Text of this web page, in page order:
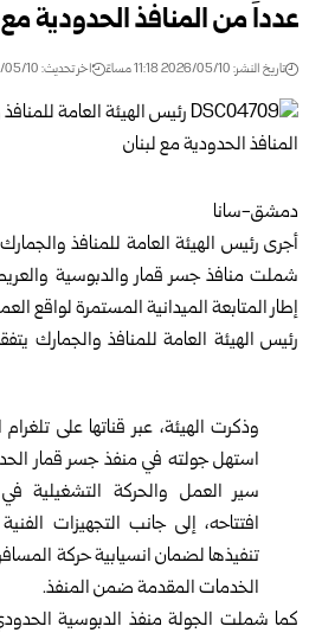
عدداً من المنافذ الحدودية مع
تاريخ النشر: 2026/05/10 11:18 مساءً اخر تحديث: 2026/05/10 11:18 مساءً
دمشق-سانا
أجرى رئيس الهيئة العامة للمنافذ والجمارك
شملت منافذ جسر قمار والدبوسية
إطار المتابعة الميدانية المستمرة لواقع
وذكرت الهيئة، عبر قناتها على
استهل جولته في منفذ جسر قمار
سير العمل والحركة التشغيلية
افتتاحه، إلى جانب التجهيزات
تنفيذها لضمان انسيابية حركة
الخدمات المقدمة ضمن المنفذ.
كما شملت الجولة منفذ الدبوسية